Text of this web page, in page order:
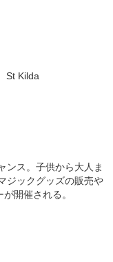
St Kilda
ンス。子供から大人ま
ジックグッズの販売や
開催される。